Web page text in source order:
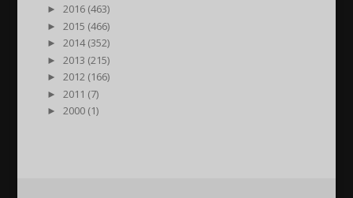
►
2016 (463)
►
2015 (466)
►
2014 (352)
►
2013 (215)
►
2012 (166)
►
2011 (7)
►
2000 (1)